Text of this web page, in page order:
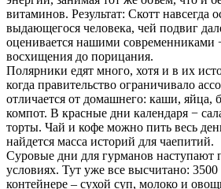
витаминов. Результат: Скотт навсегда
выдающегося человека, чей подвиг
оценивается нашими современниками
восхищения до порицания.
Полярники едят много, хотя и в их
когда правительство ограничивало
отличается от домашнего: каши, яйца,
компот. В красные дни календаря −
торты. Чай и кофе можно пить весь
найдется масса историй для чаепитий.
Суровые дни для гурманов наступают
условиях. Тут уже все высчитано:
контейнере – сухой суп, молоко и